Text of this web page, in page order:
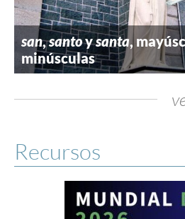
san,santoysanta,
minúsculas
Recursos